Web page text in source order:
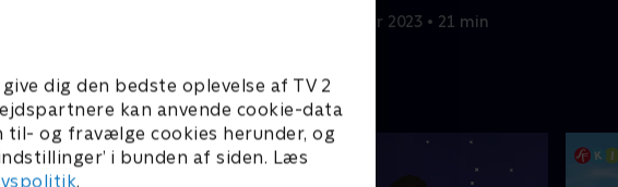
dig den bedste oplevelse af TV 2
kan anvende cookie-data
og fravælge cookies herunder, og
i bunden af siden. Læs
.
21. februar 2023 • 21 min